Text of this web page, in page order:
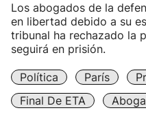
Los abogados de la
en libertad debido a su
tribunal ha rechazado la
seguirá en prisión.
Política París
Final De ETA